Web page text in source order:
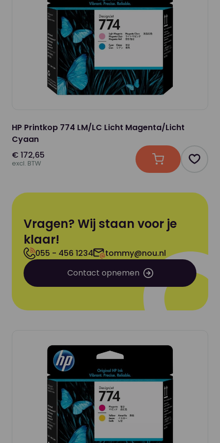
HP Printkop 774 LM/LC Licht Magenta/Licht
Cyaan
€ 172,65
excl. BTW In winkelwagen
Vragen? Wij staan voor je
klaar!
055 - 456 1234
tommy@nou.nl
Contact opnemen